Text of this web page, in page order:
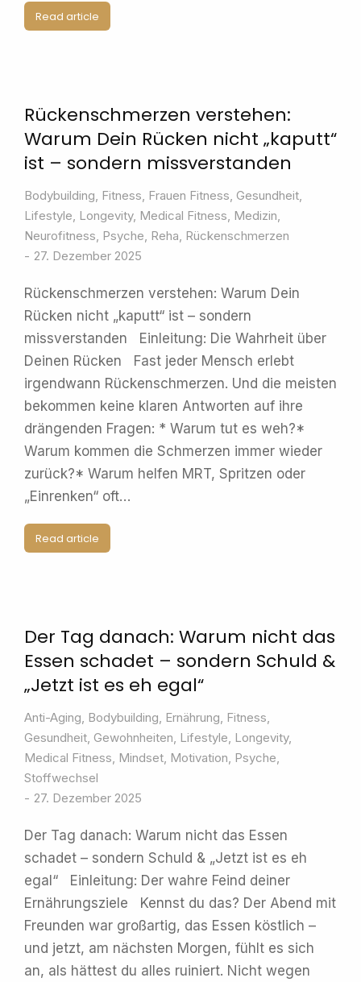
Read article
Rückenschmerzen verstehen:
Warum Dein Rücken nicht „kaputt“
ist – sondern missverstanden
Bodybuilding, Fitness, Frauen Fitness, Gesundheit,
Lifestyle, Longevity, Medical Fitness, Medizin,
Neurofitness, Psyche, Reha, Rückenschmerzen
27. Dezember 2025
Rückenschmerzen verstehen: Warum Dein
Rücken nicht „kaputt“ ist – sondern
missverstanden Einleitung: Die Wahrheit über
Deinen Rücken Fast jeder Mensch erlebt
irgendwann Rückenschmerzen. Und die meisten
bekommen keine klaren Antworten auf ihre
drängenden Fragen: * Warum tut es weh?*
Warum kommen die Schmerzen immer wieder
zurück?* Warum helfen MRT, Spritzen oder
„Einrenken“ oft…
Read article
Der Tag danach: Warum nicht das
Essen schadet – sondern Schuld &
„Jetzt ist es eh egal“
Anti-Aging, Bodybuilding, Ernährung, Fitness,
Gesundheit, Gewohnheiten, Lifestyle, Longevity,
Medical Fitness, Mindset, Motivation, Psyche,
Stoffwechsel
27. Dezember 2025
Der Tag danach: Warum nicht das Essen
schadet – sondern Schuld & „Jetzt ist es eh
egal“ Einleitung: Der wahre Feind deiner
Ernährungsziele Kennst du das? Der Abend mit
Freunden war großartig, das Essen köstlich –
und jetzt, am nächsten Morgen, fühlt es sich
an, als hättest du alles ruiniert. Nicht wegen